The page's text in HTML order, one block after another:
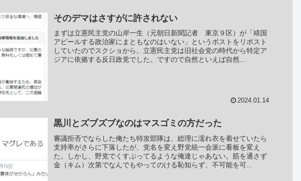
そのデマはさすがに許されない
まずは立憲民主党の山岸一生（元朝日新聞記者 東京９区）が「靖国
アピールする政治家にまともなのはいない」というポストをリポスト
していたのでスクショから。立憲民主党は旧社会党の時代から特定ア
ジアに依拠する反日政党でした。ですので自然といえば自然...
2024.01.14
黒川とズブズブなのはマスゴミの方だった
審議拒否でならした俺たち特攻部隊は、総理に濡れ衣を着せていたら
支持率がさらに下落したが、党名を変え野党統一会派に看板を変え
た。しかし、野党でくすぶってるような俺達じゃあない。筋を通さず
金（キム）次第でなんでもやってのける恥知らず、不可能を可...